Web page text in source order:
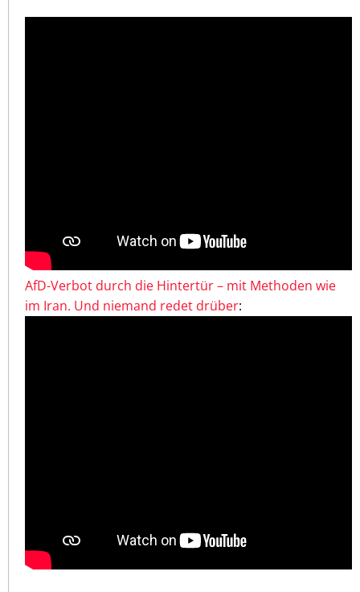
AfD-Verbot durch die Hintertür – mit Methoden wie
im Iran. Und niemand redet drüber: